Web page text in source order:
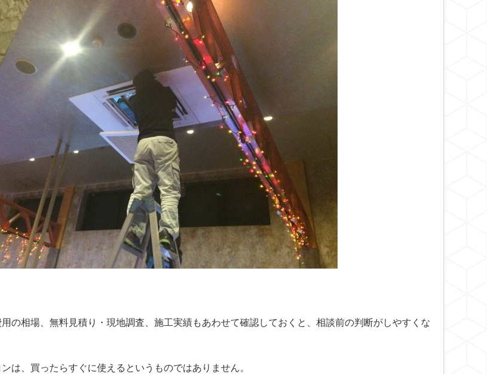
の相場 無料見積り・現地調査 施工実績もあわせて確認しておくと、相談前の判断がしやすくな
は、買ったらすぐに使えるというものではありません。